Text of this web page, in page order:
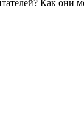
Как они